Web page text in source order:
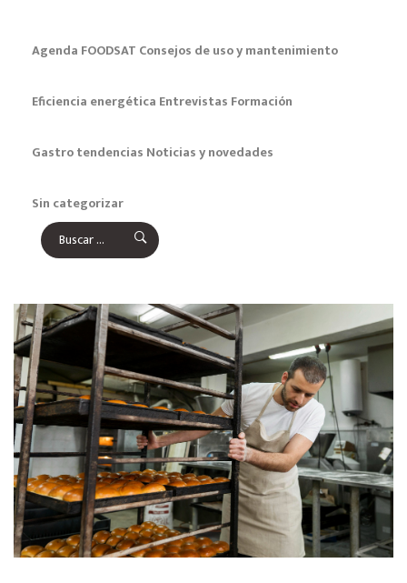
Agenda FOODSAT Consejos de uso y mantenimiento
Eficiencia energética Entrevistas Formación
Gastro tendencias Noticias y novedades
Sin categorizar